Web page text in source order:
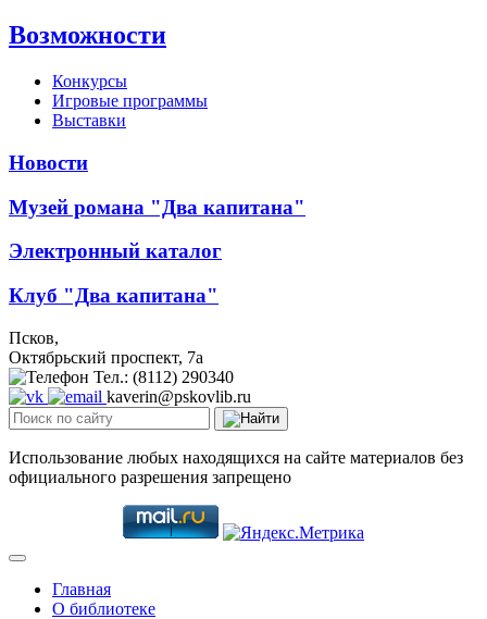
Возможности
Конкурсы
Игровые программы
Выставки
Новости
Музей романа "Два капитана"
Электронный каталог
Клуб "Два капитана"
Псков,
Октябрьский проспект, 7a
Тел.: (8112) 290340
kaverin@pskovlib.ru
Использование любых находящихся на сайте материалов без
официального разрешения запрещено
Главная
О библиотеке